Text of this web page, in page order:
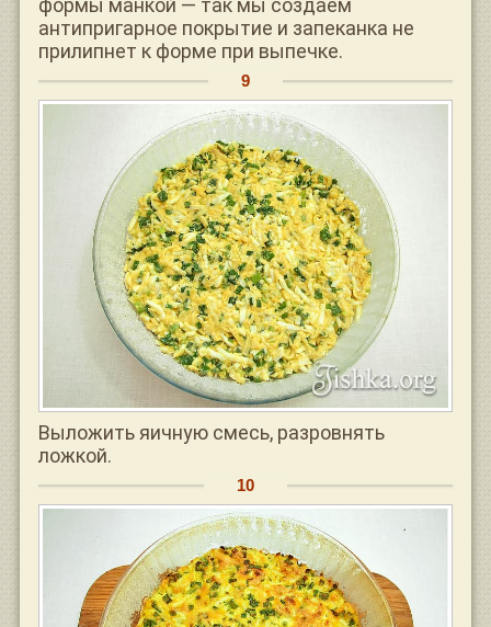
формы манкой — так мы создаем
антипригарное покрытие и запеканка не
прилипнет к форме при выпечке.
Выложить яичную смесь, разровнять
ложкой.